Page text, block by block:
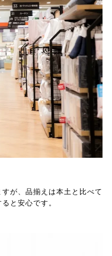
が、品揃えは本土と比べて
と安心です。